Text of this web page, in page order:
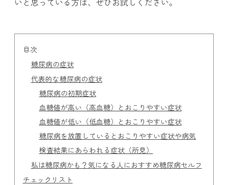
目次
糖尿病の症状
代表的な糖尿病の症状
糖尿病の初期症状
血糖値が高い（高血糖）とおこりやすい症状
血糖値が低い（低血糖）とおこりやすい症状
糖尿病を放置しているとおこりやすい症状や病気
検査結果にあらわれる症状（所見）
私は糖尿病かも？気になる人におすすめ糖尿病セルフ
チェックリスト